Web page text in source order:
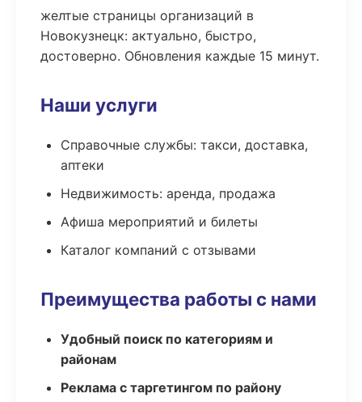
желтые страницы организаций в
Новокузнецк: актуально, быстро,
достоверно. Обновления каждые 15 минут.
Наши услуги
Справочные службы: такси, доставка,
аптеки
Недвижимость: аренда, продажа
Афиша мероприятий и билеты
Каталог компаний с отзывами
Преимущества работы с нами
Удобный поиск по категориям и
районам
Реклама с таргетингом по району